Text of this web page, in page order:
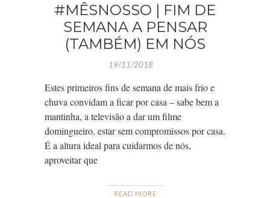
#MÊSNOSSO | FIM DE
SEMANA A PENSAR
(TAMBÉM) EM NÓS
19/11/2018
Estes primeiros fins de semana de mais frio e
chuva convidam a ficar por casa – sabe bem a
mantinha, a televisão a dar um filme
domingueiro, estar sem compromissos por casa.
É a altura ideal para cuidarmos de nós,
aproveitar que
READ MORE